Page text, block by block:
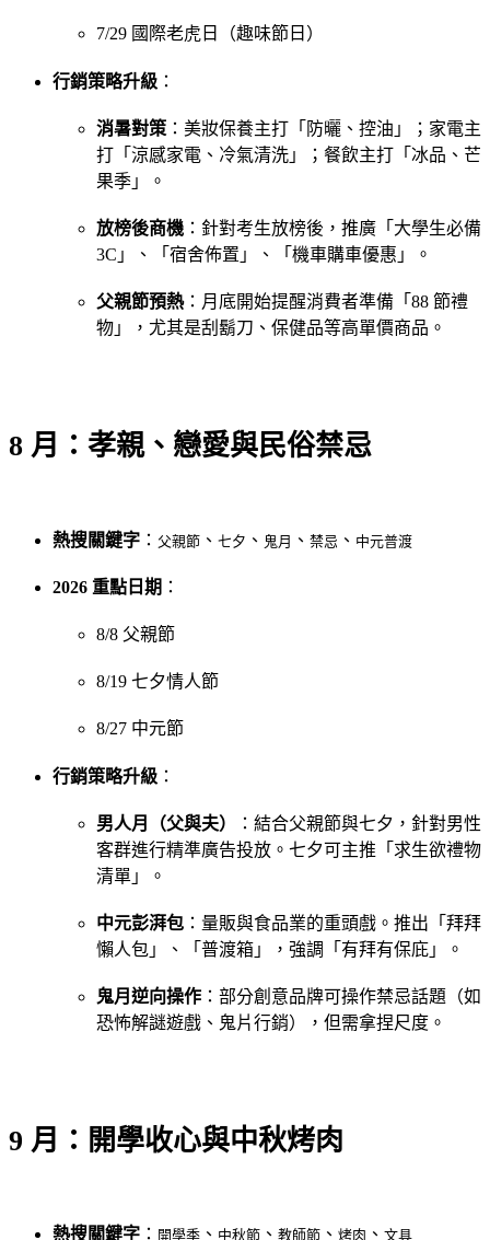
7/29 國際老虎日（趣味節日）
行銷策略升級 ：
消暑對策 ：美妝保養主打「防曬、控油」；家電主
打「涼感家電、冷氣清洗」；餐飲主打「冰品、芒
果季」。
放榜後商機 ：針對考生放榜後，推廣「大學生必備
3C」、「宿舍佈置」、「機車購車優惠」。
父親節預熱：月底開始提醒消費者準備「88 節禮
物」，尤其是刮鬍刀、保健品等高單價商品。
8 月：孝親、戀愛與民俗禁忌
熱搜關鍵字 ： 父親節 、 七夕 、 鬼月 、 禁忌 、 中元普渡
2026 重點日期 ：
8/8 父親節
8/19 七夕情人節
8/27 中元節
行銷策略升級 ：
男人月（父與夫）
：結合父親節與七夕，針對男性
客群進行精準廣告投放。七夕可主推「求生欲禮物
清單」。
中元彭湃包 ：量販與食品業的重頭戲。推出「拜拜
懶人包」、「普渡箱」，強調「有拜有保庇」。
鬼月逆向操作 ：部分創意品牌可操作禁忌話題（如
恐怖解謎遊戲、鬼片行銷），但需拿捏尺度。
9 月：開學收心與中秋烤肉
熱搜關鍵字 ： 開學季 、 中秋節 、 教師節 、 烤肉 、 文具